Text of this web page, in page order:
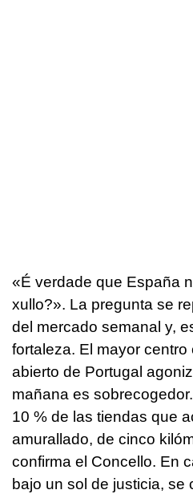
«É verdade que España
xullo?». La pregunta se
del mercado semanal y,
fortaleza. El mayor centro
abierto de Portugal
mañana es
10 % de las tiendas que
amurallado, de cinco
confirma el Concello. En
bajo un sol de justicia, se